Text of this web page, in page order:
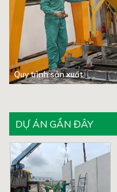
Quy trình sản xuất
DỰ ÁN GẦN ĐÂY